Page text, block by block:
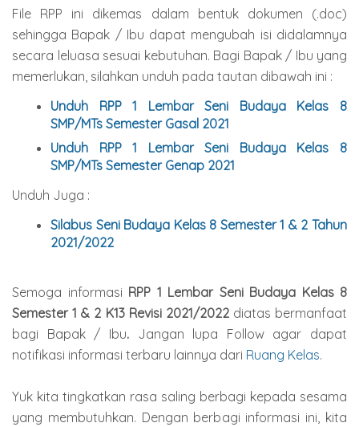
File RPP ini dikemas dalam bentuk dokumen (.doc)
sehingga Bapak / Ibu dapat mengubah isi didalamnya
secara leluasa sesuai kebutuhan. Bagi Bapak / Ibu yang
memerlukan, silahkan unduh pada tautan dibawah ini :
Unduh RPP 1 LembarSeni Budaya Kelas 8
SMP/MTs Semester Gasal 2021
Unduh RPP 1 LembarSeni Budaya Kelas 8
SMP/MTs Semester Genap 2021
Unduh Juga :
Silabus Seni Budaya Kelas 8 Semester 1 & 2 Tahun
2021/2022
Semoga informasi RPP 1 Lembar Seni Budaya Kelas 8
Semester 1 & 2 K13 Revisi 2021/2022 diatas bermanfaat
bagi Bapak / Ibu.Jangan lupa Follow agar dapat
notifikasi informasi terbaru lainnya dari Ruang Kelas.
Yuk kita tingkatkan rasa saling berbagi kepada sesama
yang membutuhkan. Dengan berbagi informasi ini, kita